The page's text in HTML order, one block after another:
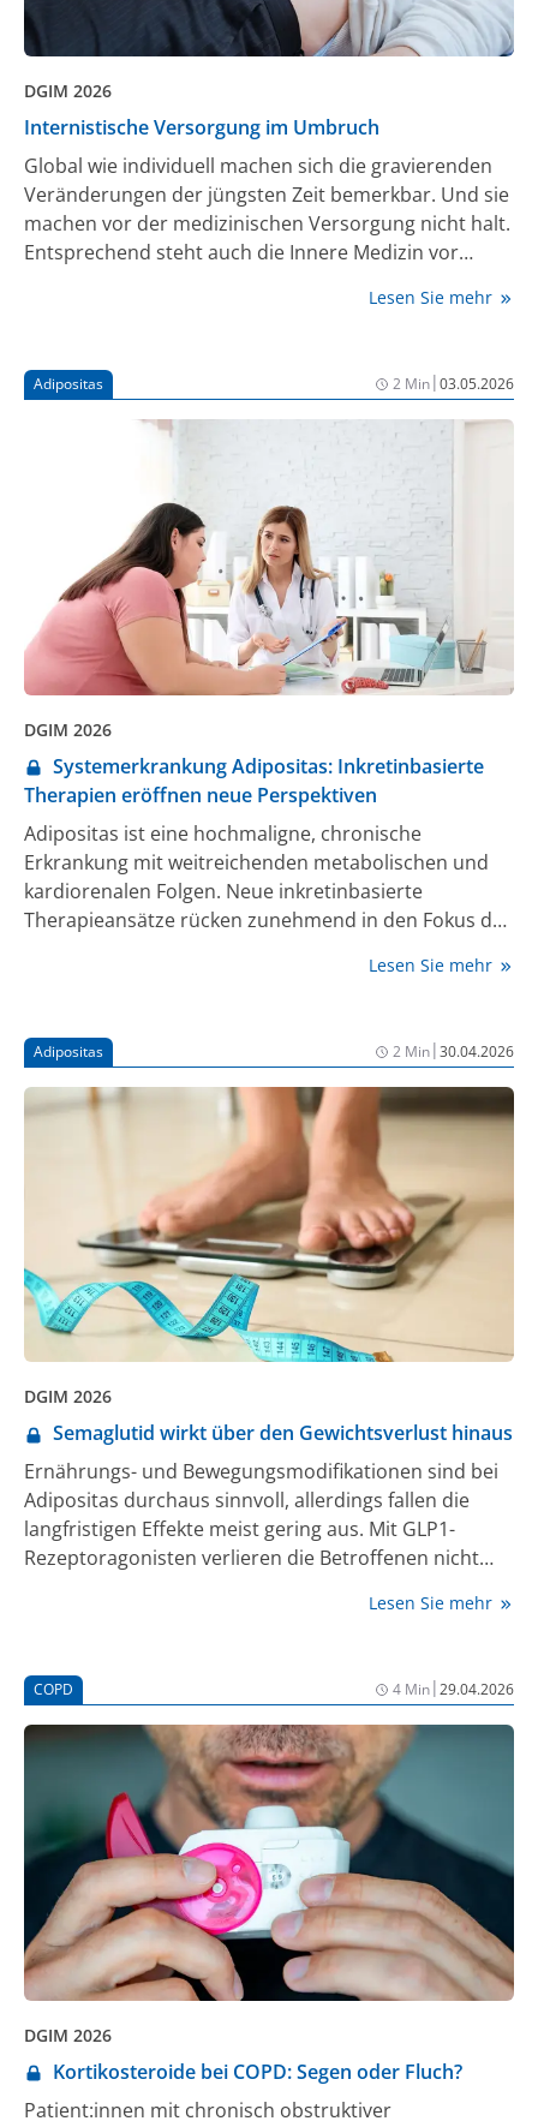
DGIM 2026
Internistische Versorgung im Umbruch
Global wie individuell machen sich die gravierenden
Veränderungen der jüngsten Zeit bemerkbar. Und sie
machen vor der medizinischen Versorgung nicht halt.
Entsprechend steht auch die Innere Medizin vor
Lesen Sie mehr
Adipositas 2 Min|03.05.2026
DGIM 2026
Systemerkrankung Adipositas: Inkretinbasierte
Therapien eröffnen neue Perspektiven
Adipositas ist eine hochmaligne, chronische
Erkrankung mit weitreichenden metabolischen und
kardiorenalen Folgen. Neue inkretinbasierte
Therapieansätze rücken zunehmend in den Fokus der
eine orale inkretinbasierte Therapie erwartet.
Lesen Sie mehr
Adipositas 2 Min|30.04.2026
DGIM 2026
Semaglutid wirkt über den Gewichtsverlust hinaus
Ernährungs- und Bewegungsmodifikationen sind bei
Adipositas durchaus sinnvoll, allerdings fallen die
langfristigen Effekte meist gering aus. Mit GLP1-
Rezeptoragonisten verlieren die Betroffenen nicht
anderem auch positiv auf Herz und Leber aus.
Lesen Sie mehr
COPD 4 Min|29.04.2026
DGIM 2026
Kortikosteroide bei COPD: Segen oder Fluch?
Patient:innen mit chronisch obstruktiver